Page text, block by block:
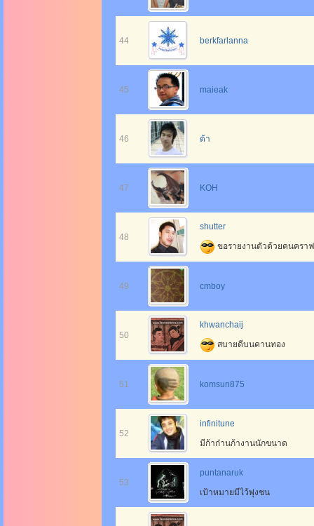
44 berkfarlanna
45 maieak
46 ต้า
47 KOH
48
shutter
ขอรายงานตัวด้วยคนครา
49 cmboy
50
khwanchaij
สบายดีบนคานทอง
51 komsun875
52
infinitune
มีก้าก๋านก้างานนักขนาด
53
puntanaruk
เป้าหมายมีไว้พุ่งชน